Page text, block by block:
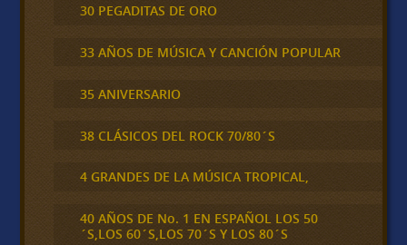
30 PEGADITAS DE ORO
33 AÑOS DE MÚSICA Y CANCIÓN POPULAR
35 ANIVERSARIO
38 CLÁSICOS DEL ROCK 70/80´S
4 GRANDES DE LA MÚSICA TROPICAL,
40 AÑOS DE No. 1 EN ESPAÑOL LOS 50
´S,LOS 60´S,LOS 70´S Y LOS 80´S